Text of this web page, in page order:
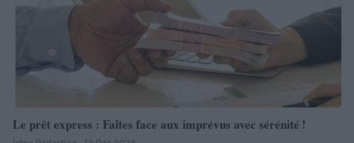
Le prêt express : Faîtes face aux imprévus avec sérénité !